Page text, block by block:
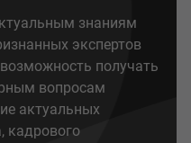
знаниям
экспертов
получать
вопросам
актуальных
кадрового